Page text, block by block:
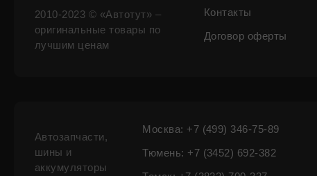
2010-2023 © «Автотут» –
оригинальные товары по
лучшим ценам
Контакты
Договор оферты
Автозапчасти,
шины и
аккумуляторы
Москва: +7 (499) 346-75-89
Тюмень: +7 (3452) 692-382